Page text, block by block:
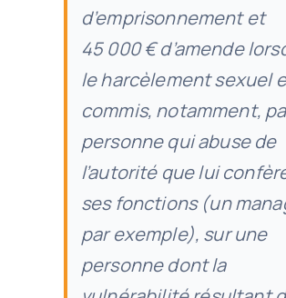
d’emprisonnement et
45 000 € d’amende
le harcèlement sexuel
commis, notamment,
personne qui abuse de
l’autorité que lui
ses fonctions (un
par exemple), sur une
personne dont la